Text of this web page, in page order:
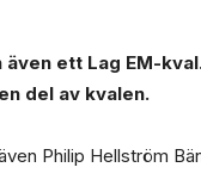
ett Lag EM-
del av kvalen.
Philip Hellström